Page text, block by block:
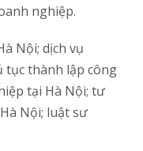
nghiệp.
Nội; dịch vụ
tục thành lập công
tại Hà Nội; tư
Nội; luật sư